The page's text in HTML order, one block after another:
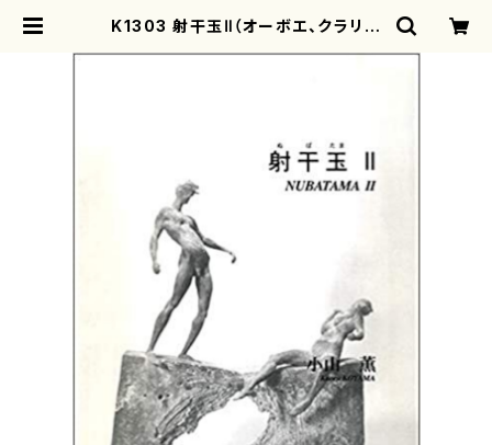
K1303 射干玉Ⅱ（オーボエ、クラリネ
薫/楽譜） | motherearth